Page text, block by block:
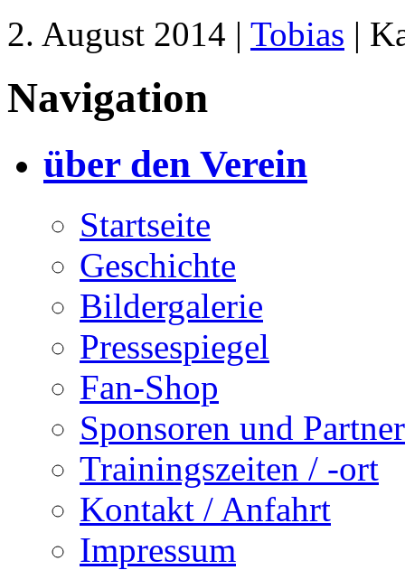
2. August 2014 | Tobias |
Navigation
über den Verein
Startseite
Geschichte
Bildergalerie
Pressespiegel
Fan-Shop
Sponsoren und Partner
Trainingszeiten / -ort
Kontakt / Anfahrt
Impressum